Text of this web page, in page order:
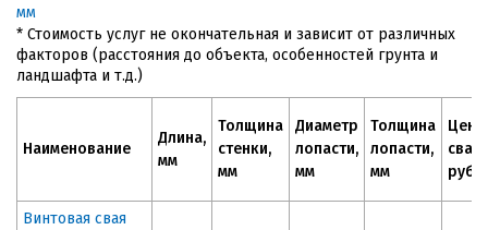
мм
* Стоимость услуг не окончательная и зависит от различных
факторов (расстояния до объекта, особенностей грунта и
ландшафта и т.д.)
Наименование
Длина,
мм
Толщина
стенки,
мм
Диаметр
лопасти,
мм
Толщина
лопасти,
мм
Цена
сваи,
руб
Винтовая свая